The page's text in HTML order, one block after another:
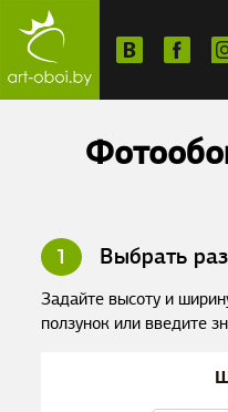
1 Выбрать
Задайте высоту и
ползунок или введите